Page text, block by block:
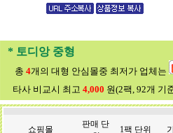
* 토디앙 중형
총 4개의 대형 안심몰중 최저가 업체는
타사 비교시 최고 4,000 원(2팩, 92개 기
쇼핑몰
판매 단
1팩 단위